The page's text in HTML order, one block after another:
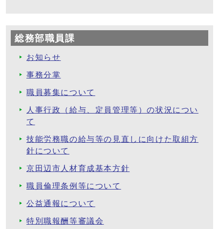
総務部職員課
お知らせ
事務分掌
職員募集について
人事行政（給与、定員管理等）の状況につい
て
技能労務職の給与等の見直しに向けた取組方
針について
京田辺市人材育成基本方針
職員倫理条例等について
公益通報について
特別職報酬等審議会